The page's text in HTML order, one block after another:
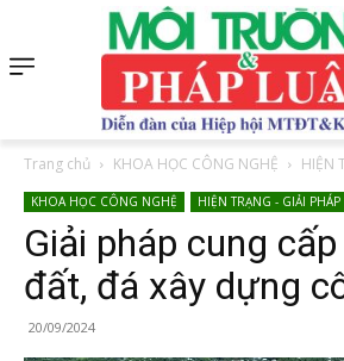
Trang chủ KHOA HỌC CÔNG NGHỆ HIỆN
KHOA HỌC CÔNG NGHỆ HIỆN TRẠNG - GIẢI PHÁP
Giải pháp cung
đất, đá xây dựng
20/09/2024